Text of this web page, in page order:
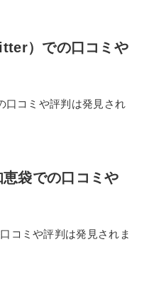
）での口コミや
口コミや評判は発見され
袋での口コミや
コミや評判は発見されま